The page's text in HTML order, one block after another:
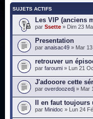
SUJETS ACTIFS
Les VIP (anciens
par Ssette » Dim 23
Presentation
par anaisac49 » Mar
retrouver un
par faroumi » Lun 21
J'adooore cette
par overdoozedj » Mar
Il en faut
par Minidoc » Lun 24